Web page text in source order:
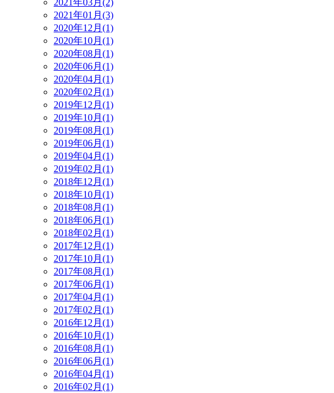
2021年03月(2)
2021年01月(3)
2020年12月(1)
2020年10月(1)
2020年08月(1)
2020年06月(1)
2020年04月(1)
2020年02月(1)
2019年12月(1)
2019年10月(1)
2019年08月(1)
2019年06月(1)
2019年04月(1)
2019年02月(1)
2018年12月(1)
2018年10月(1)
2018年08月(1)
2018年06月(1)
2018年02月(1)
2017年12月(1)
2017年10月(1)
2017年08月(1)
2017年06月(1)
2017年04月(1)
2017年02月(1)
2016年12月(1)
2016年10月(1)
2016年08月(1)
2016年06月(1)
2016年04月(1)
2016年02月(1)